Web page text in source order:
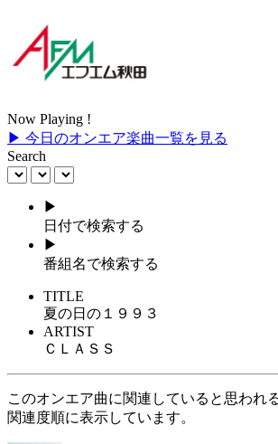
Now Playing !
▶ 今日のオンエア楽曲一覧を見る
Search
▶
日付で検索する
▶
番組名で検索する
TITLE
夏の日の１９９３
ARTIST
ＣＬＡＳＳ
このオンエア曲に関連していると思われ
関連度順に表示しています。